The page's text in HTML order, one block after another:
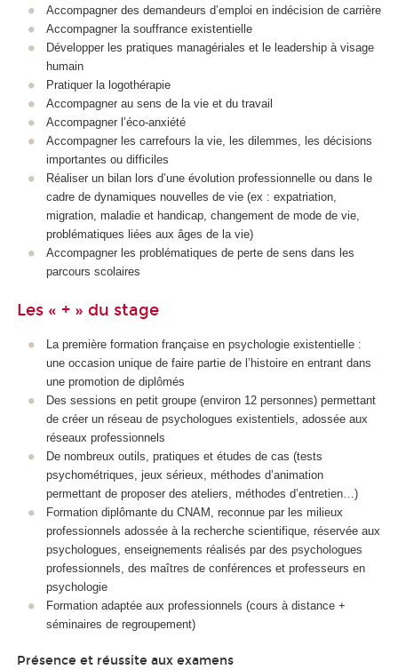
Accompagner des demandeurs d’emploi en indécision de carrière
Accompagner la souffrance existentielle
Développer les pratiques managériales et le leadership à visage
humain
Pratiquer la logothérapie
Accompagner au sens de la vie et du travail
Accompagner l’éco-anxiété
Accompagner les carrefours la vie, les dilemmes, les décisions
importantes ou difficiles
Réaliser un bilan lors d’une évolution professionnelle ou dans le
cadre de dynamiques nouvelles de vie (ex : expatriation,
migration, maladie et handicap, changement de mode de vie,
problématiques liées aux âges de la vie)
Accompagner les problématiques de perte de sens dans les
parcours scolaires
Les « + » du stage
La première formation française en psychologie existentielle :
une occasion unique de faire partie de l’histoire en entrant dans
une promotion de diplômés
Des sessions en petit groupe (environ 12 personnes) permettant
de créer un réseau de psychologues existentiels, adossée aux
réseaux professionnels
De nombreux outils, pratiques et études de cas (tests
psychométriques, jeux sérieux, méthodes d’animation
permettant de proposer des ateliers, méthodes d’entretien…)
Formation diplômante du CNAM, reconnue par les milieux
professionnels adossée à la recherche scientifique, réservée aux
psychologues, enseignements réalisés par des psychologues
professionnels, des maîtres de conférences et professeurs en
psychologie
Formation adaptée aux professionnels (cours à distance +
séminaires de regroupement)
Présence et réussite aux examens